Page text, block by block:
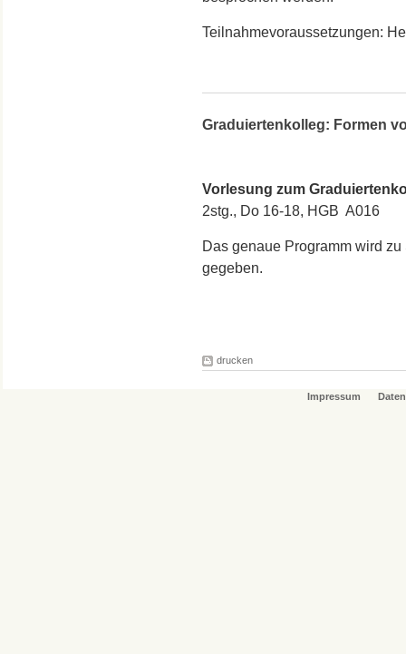
Teilnahmevoraussetzungen:
Graduiertenkolleg: Formen
Vorlesung zum
2stg., Do 16-18, HGB A016
Das genaue Programm wird
gegeben.
drucken
Impressum